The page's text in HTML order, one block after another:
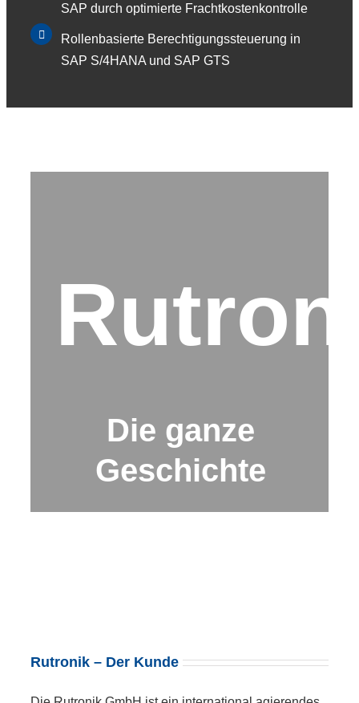
SAP durch optimierte Frachtkostenkontrolle
Rollenbasierte Berechtigungssteuerung in
SAP S/4HANA und SAP GTS
Die ganze
Geschichte
Rutronik – Der Kunde